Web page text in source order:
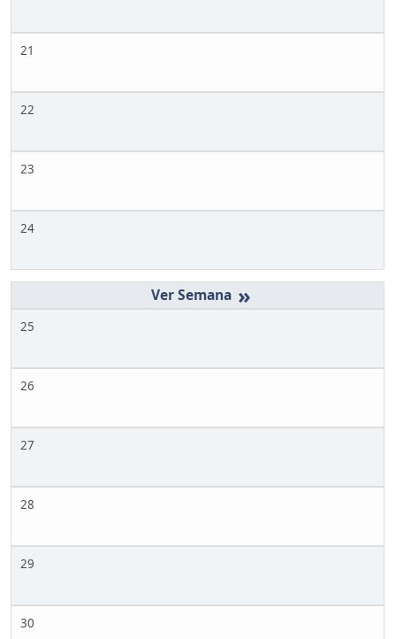
21
22
23
24
»
25
26
27
28
29
30